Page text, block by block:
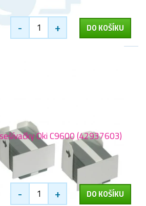
- + DO KOŠÍKU
Oki C9600 (42937603)
- + DO KOŠÍKU